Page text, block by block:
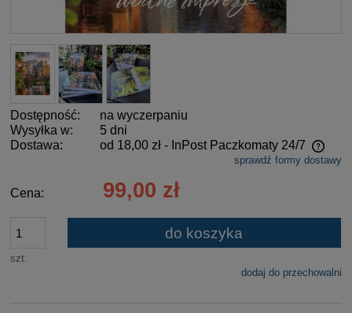
Dostępność:
na wyczerpaniu
Wysyłka w:
5 dni
Dostawa:
od 18,00 zł - InPost Paczkomaty 24/7
Cena nie zawiera ewentualnych kosztów płatnościsprawdź formy dostawy
Cena: 99,00 zł
szt.
do koszyka
dodaj do przechowalni